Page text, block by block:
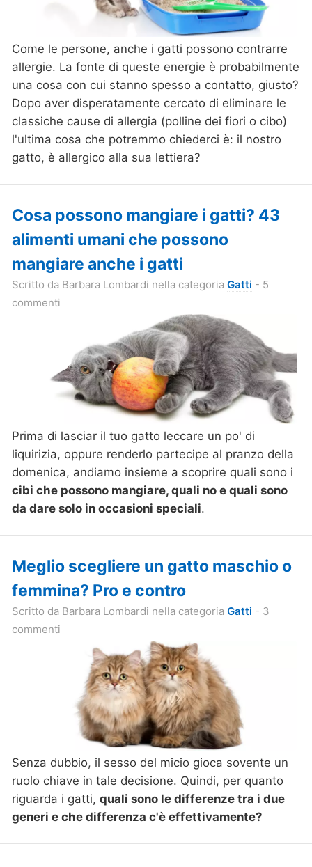
Come le persone, anche i gatti possono contrarre
allergie. La fonte di queste energie è probabilmente
una cosa con cui stanno spesso a contatto, giusto?
Dopo aver disperatamente cercato di eliminare le
classiche cause di allergia (polline dei fiori o cibo)
l'ultima cosa che potremmo chiederci è: il nostro
gatto, è allergico alla sua lettiera?
Cosa possono mangiare i gatti? 43
alimenti umani che possono
mangiare anche i gatti
Scritto da Barbara Lombardi nella categoria Gatti - 5
commenti
Prima di lasciar il tuo gatto leccare un po' di
liquirizia, oppure renderlo partecipe al pranzo della
domenica, andiamo insieme a scoprire quali sono i
cibi che possono mangiare, quali no e quali sono
da dare solo in occasioni speciali.
Meglio scegliere un gatto maschio o
femmina? Pro e contro
Scritto da Barbara Lombardi nella categoria Gatti - 3
commenti
Senza dubbio, il sesso del micio gioca sovente un
ruolo chiave in tale decisione. Quindi, per quanto
riguarda i gatti, quali sono le differenze tra i due
generi e che differenza c'è effettivamente?